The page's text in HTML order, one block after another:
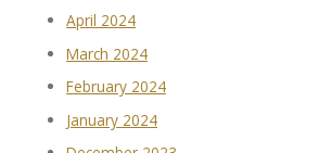
April 2024
March 2024
February 2024
January 2024